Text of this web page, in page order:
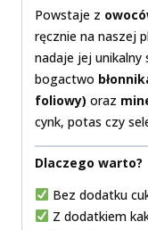
Powstaje z
ręcznie na naszej
nadaje jej
bogactwo
foliowy) oraz
cynk, potas czy
Dlaczego warto?
Bez dodatku
Z dodatkiem